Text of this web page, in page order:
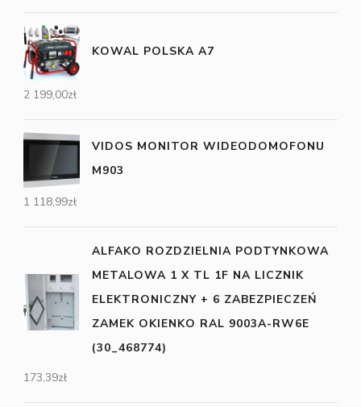
KOWAL POLSKA A7
2 199,00zł
VIDOS MONITOR WIDEODOMOFONU
M903
1 118,99zł
ALFAKO ROZDZIELNIA PODTYNKOWA
METALOWA 1 X TL 1F NA LICZNIK
ELEKTRONICZNY + 6 ZABEZPIECZEŃ
ZAMEK OKIENKO RAL 9003A-RW6E
(30_468774)
173,39zł